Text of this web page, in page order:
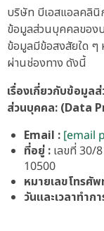
บริษัท บีเอสแอลคลินิ
ข้อมูลส่วนบุคคลของ
ข้อมูลมีข้อสงสัยใด ๆ
ผ่านช่องทาง ดังนี้
เรื่องเกี่ยวกับข้อมูล
ส่วนบุคคล: (Data
Email : [email
ที่อยู่ : เลขที่ 30/
10500
หมายเลขโทรศั
วันและเวลาทำก